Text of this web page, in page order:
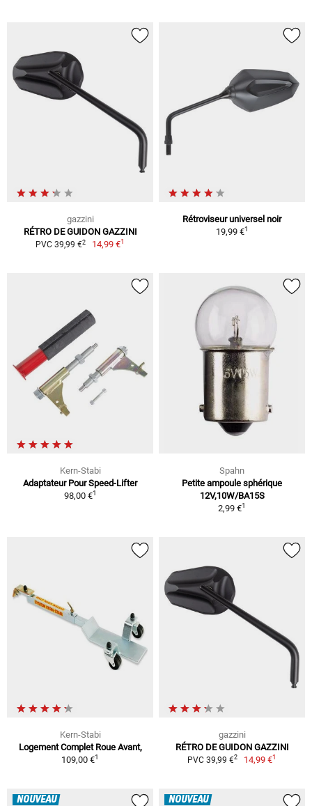
gazzini
RÉTRO DE GUIDON GAZZINI
PVC 39,99 €2 14,99 €1
Rétroviseur universel noir
19,99 €1
Kern-Stabi
Adaptateur Pour Speed-Lifter
98,00 €1
Spahn
Petite ampoule sphérique
12V,10W/BA15S
2,99 €1
Kern-Stabi
Logement Complet Roue Avant,
109,00 €1
gazzini
RÉTRO DE GUIDON GAZZINI
PVC 39,99 €2 14,99 €1
NOUVEAU NOUVEAU